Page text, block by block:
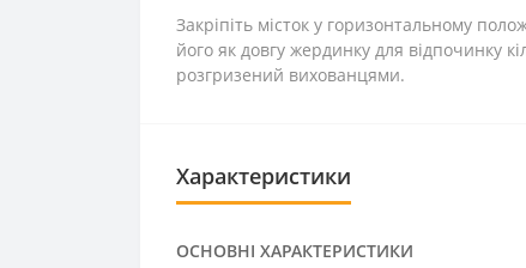
Закріпіть місток у горизонтальному
його як довгу жердинку для відпочинку
розгризений вихованцями.
Характеристики
ОСНОВНІ ХАРАКТЕРИСТИКИ